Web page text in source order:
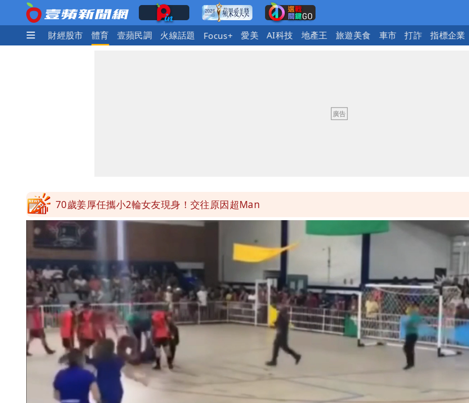
國際 財經股市 體育 壹蘋民調 火線話題 Focus+ 愛美 AI科技 地產王 旅遊美食 車市 打詐 指標企業
70歲姜厚任攜小2輪女友現身！交往原因超Man
駐英台北代表處徵助理 薪資99K！工作內容讓人看傻
白海豚明恐海警！全台大雨3天「這區下到紫爆」
伊朗撂話美盟友：快勸川普停手！否則報復
父親節泡湯了！白海豚海警機率飆85％ 這3天恐豪雨
道瓊再創新高！SpaceX「財報失速」蒸發7兆
UNIQLO涼感衣不涼？ 店員揭「洗標編號」藏玄機